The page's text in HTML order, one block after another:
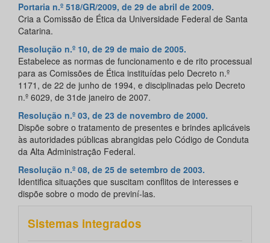
Portaria n.º 518/GR/2009, de 29 de abril de 2009.
Cria a Comissão de Ética da Universidade Federal de Santa
Catarina.
Resolução n.º 10, de 29 de maio de 2005.
Estabelece as normas de funcionamento e de rito processual
para as Comissões de Ética instituídas pelo Decreto n.º
1171, de 22 de junho de 1994, e disciplinadas pelo Decreto
n.º 6029, de 31de janeiro de 2007.
Resolução n.º 03, de 23 de novembro de 2000.
Dispõe sobre o tratamento de presentes e brindes aplicáveis
às autoridades públicas abrangidas pelo Código de Conduta
da Alta Administração Federal.
Resolução n.º 08, de 25 de setembro de 2003.
Identifica situações que suscitam conflitos de interesses e
dispõe sobre o modo de previní-las.
Sistemas integrados